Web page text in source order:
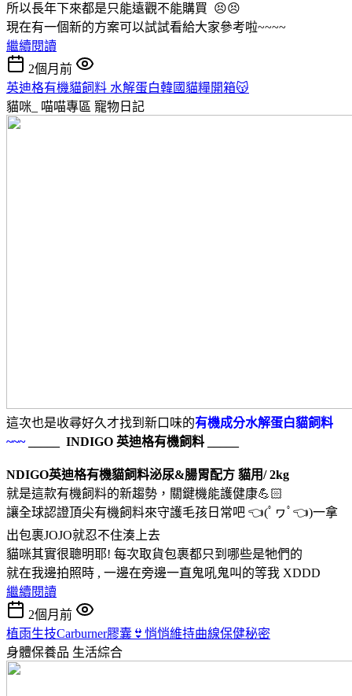
所以長年下來都是只能遠觀不能購買 😣😣
現在有一個新的方案可以試試看給大家參考啦~~~~
繼續閱讀
2個月前
英迪格有機貓飼料 水解蛋白韓國貓糧開箱😽
貓咪_ 喵喵專區 寵物日記
這次也是收尋好久才找到新口味的有機成分水解蛋白貓飼料
~~~_____ INDIGO 英迪格有機飼料 _____
NDIGO英迪格有機貓飼料泌尿&腸胃配方 貓用/ 2kg
就是這款有機飼料的新趨勢，關鍵機能護健康💪🏻
讓全球認證頂尖有機飼料來守護毛孩日常吧 👈(ﾟヮﾟ👈)一拿
出包裹JOJO就忍不住湊上去
貓咪其實很聰明耶! 每次取貨包裹都只到哪些是牠們的
就在我邊拍照時 , 一邊在旁邊一直鬼吼鬼叫的等我 XDDD
繼續閱讀
2個月前
植雨生技Carburner膠囊👙悄悄維持曲線保健秘密
身體保養品 生活綜合